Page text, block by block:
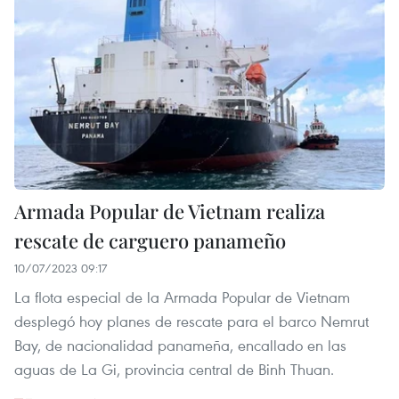
Armada Popular de Vietnam realiza
rescate de carguero panameño
10/07/2023 09:17
La flota especial de la Armada Popular de Vietnam
desplegó hoy planes de rescate para el barco Nemrut
Bay, de nacionalidad panameña, encallado en las
aguas de La Gi, provincia central de Binh Thuan.